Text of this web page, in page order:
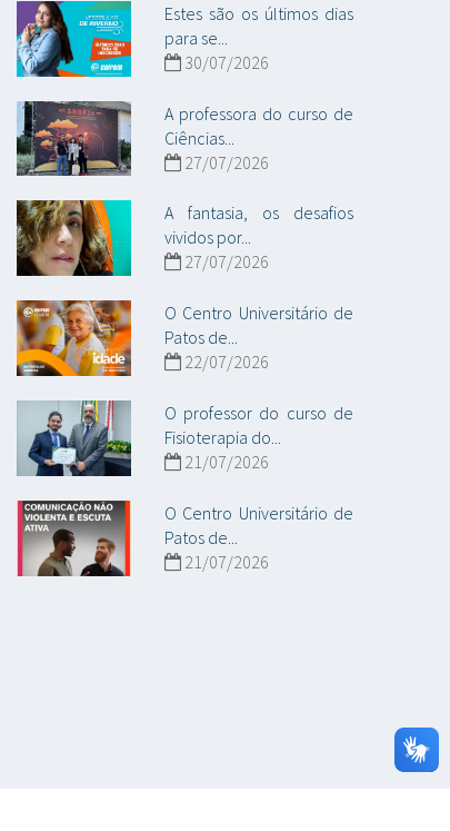
Estes são os últimos dias
para se...
30/07/2026
A professora do curso de
Ciências...
27/07/2026
A fantasia, os desafios
vividos por...
27/07/2026
O Centro Universitário de
Patos de...
22/07/2026
O professor do curso de
Fisioterapia do...
21/07/2026
O Centro Universitário de
Patos de...
21/07/2026